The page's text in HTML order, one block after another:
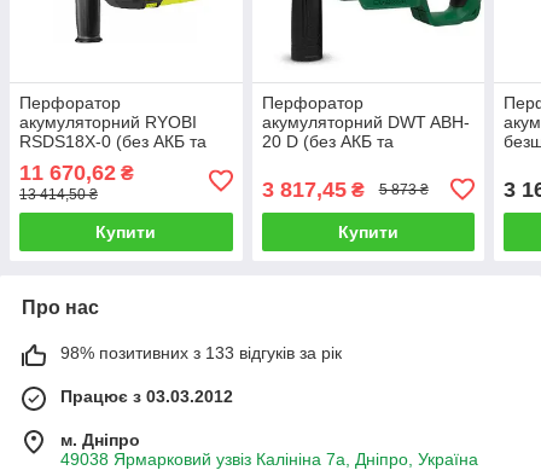
Перфоратор
акумуляторний RYOBI
RSDS18X-0 (без АКБ та
11 670,62 ₴
13 414,50 ₴
Купити
Перфоратор
акумуляторний DWT ABH-
20 D (без АКБ та
3 817,45₴ 5 873 ₴
Купити
20
3
Про нас
98% позитивних з 133 відгуків за рік
Працює з 03.03.2012
м. Дніпро
49038 Ярмарковий узвіз Калініна 7а, Дніпро, Україна